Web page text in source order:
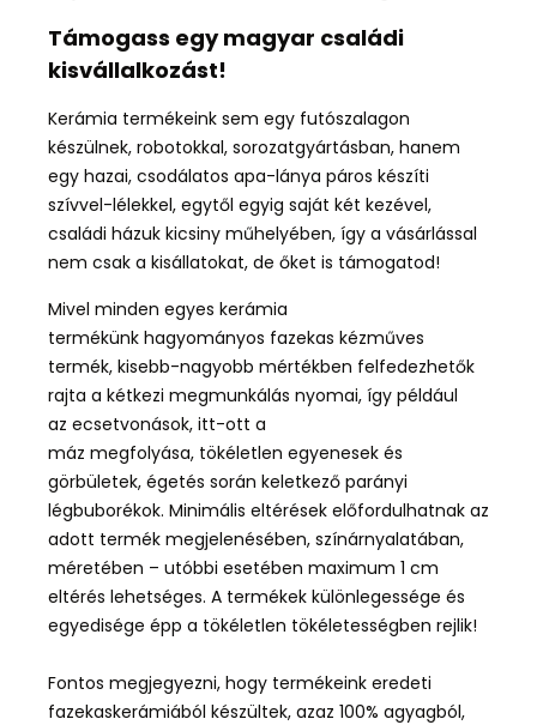
Támogass egy magyar családi
kisvállalkozást!
Kerámia termékeink sem egy futószalagon
készülnek, robotokkal, sorozatgyártásban, hanem
egy hazai, csodálatos apa-lánya páros készíti
szívvel-lélekkel, egytől egyig saját két kezével,
családi házuk kicsiny műhelyében, így a vásárlással
nem csak a kisállatokat, de őket is támogatod!
Mivel minden egyes kerámia
termékünk hagyományos fazekas kézműves
termék, kisebb-nagyobb mértékben felfedezhetők
rajta a kétkezi megmunkálás nyomai, így például
az ecsetvonások, itt-ott a
máz megfolyása, tökéletlen egyenesek és
görbületek, égetés során keletkező parányi
légbuborékok. Minimális eltérések előfordulhatnak az
adott termék megjelenésében, színárnyalatában,
méretében – utóbbi esetében maximum 1 cm
eltérés lehetséges. A termékek különlegessége és
egyedisége épp a tökéletlen tökéletességben rejlik!
Fontos megjegyezni, hogy termékeink eredeti
fazekaskerámiából készültek, azaz 100% agyagból,